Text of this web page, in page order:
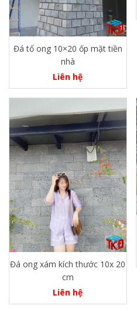
Đá tổ ong 10×20 ốp mặt tiền
nhà
Liên hệ
Đá ong xám kích thước 10x 20
cm
Liên hệ